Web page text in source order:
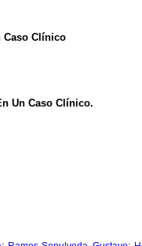
Caso Clínico
Un Caso Clínico.